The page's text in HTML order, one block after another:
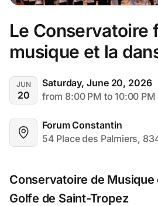
Le Conservatoire
musique et la
JUN
20
Saturday, June 20, 2026
from 8:00 PM to 10:00 PM
Forum Constantin
54 Place des Palmiers,
Conservatoire de Musique
Golfe de Saint-Tropez